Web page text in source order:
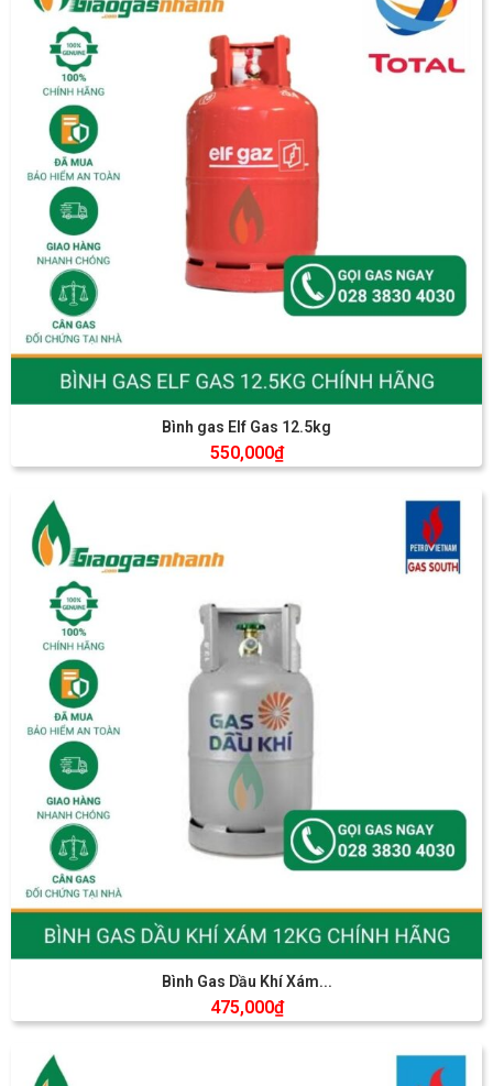
Bình gas Elf Gas 12.5kg
550,000₫
Bình Gas Dầu Khí Xám...
475,000₫